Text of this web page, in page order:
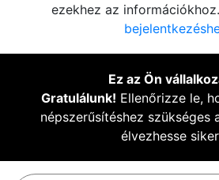
ezekhez az információkhoz.
Ez az Ön
Gratulálunk! Ellenőrizze le,
népszerűsítéshez szükséges
élvezhesse